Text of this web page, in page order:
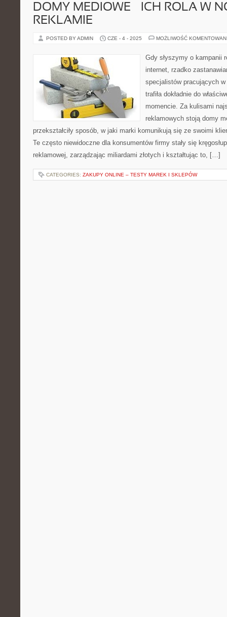
DOMY MEDIOWE – ICH ROLA W
REKLAMIE
POSTED BY ADMIN CZE - 4 - 2025 MOŻLIWOŚĆ
Gdy słyszymy o kampanii
internet, rzadko
specjalistów pracujących
trafiła dokładnie do
momencie. Za kulisami
reklamowych stoją domy
przekształciły sposób, w jaki marki komunikują się ze swoimi
Te często niewidoczne dla konsumentów firmy stały się
reklamowej, zarządzając miliardami złotych i kształtując to, […]
CATEGORIES: ZAKUPY ONLINE – TESTY MAREK I SKLEPÓW